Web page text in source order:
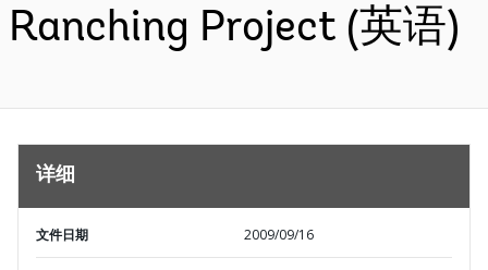
Ranching Project (英语)
详细
文件日期 2009/09/16